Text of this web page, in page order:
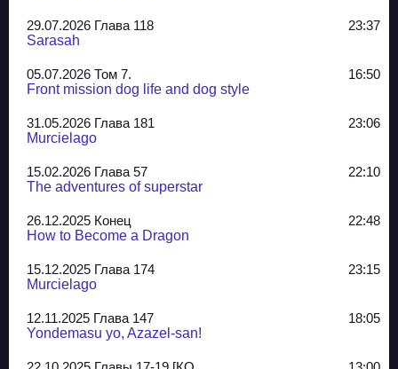
29.07.2026 Глава 118
23:37
Sarasah
05.07.2026 Том 7.
16:50
Front mission dog life and dog style
31.05.2026 Глава 181
23:06
Murcielago
15.02.2026 Глава 57
22:10
The adventures of superstar
26.12.2025 Конец
22:48
How to Become a Dragon
15.12.2025 Глава 174
23:15
Murcielago
12.11.2025 Глава 147
18:05
Yondemasu yo, Azazel-san!